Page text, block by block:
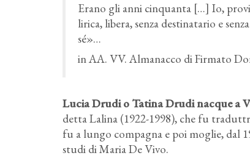
Erano gli anni cinquanta […] Io,
lirica, libera, senza destinatario e
sé»…
in AA. VV. Almanacco di Firmato
Lucia Drudi o Tatina Drudi nacque a
detta Lalina (1922-1998), che fu
fu a lungo compagna e poi moglie, dal
studi di Maria De Vivo.